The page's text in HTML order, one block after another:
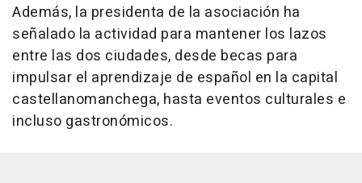
Además, la presidenta de la asociación ha
señalado la actividad para mantener los lazos
entre las dos ciudades, desde becas para
impulsar el aprendizaje de español en la capital
castellanomanchega, hasta eventos culturales e
incluso gastronómicos.